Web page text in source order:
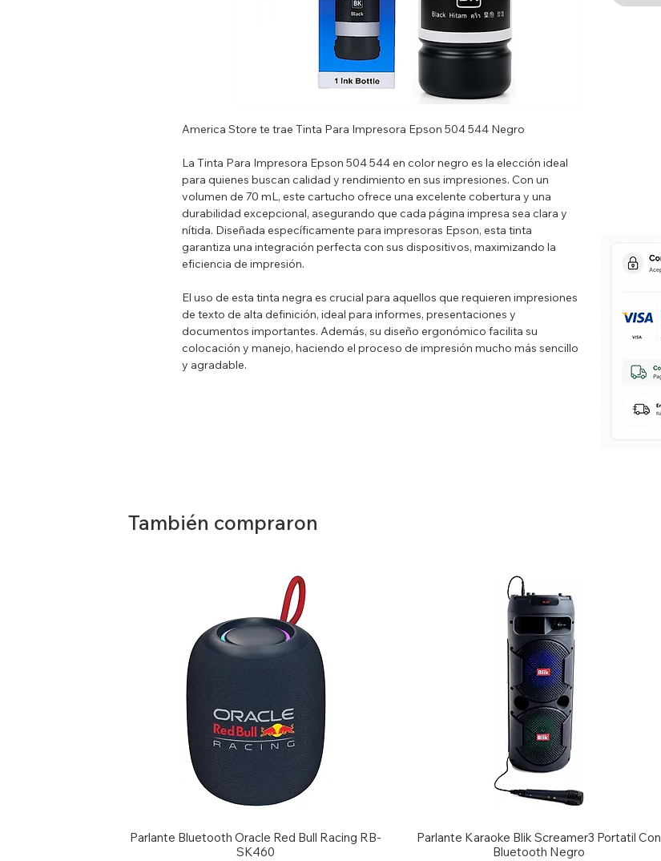
America Store te trae Tinta Para Impresora Epson 504 544 Negro
La Tinta Para Impresora Epson 504 544 en color negro es la elección ideal
para quienes buscan calidad y rendimiento en sus impresiones. Con un
volumen de 70 mL, este cartucho ofrece una excelente cobertura y una
durabilidad excepcional, asegurando que cada página impresa sea clara y
nítida. Diseñada específicamente para impresoras Epson, esta tinta
garantiza una integración perfecta con sus dispositivos, maximizando la
eficiencia de impresión.
El uso de esta tinta negra es crucial para aquellos que requieren impresiones
de texto de alta definición, ideal para informes, presentaciones y
documentos importantes. Además, su diseño ergonómico facilita su
colocación y manejo, haciendo el proceso de impresión mucho más sencillo
y agradable.
L5290, 544
También compraron
Parlante Bluetooth Oracle Red Bull Racing RB-
SK460
Parlante Karaoke Blik Screamer3 Portatil Con
Bluetooth Negro